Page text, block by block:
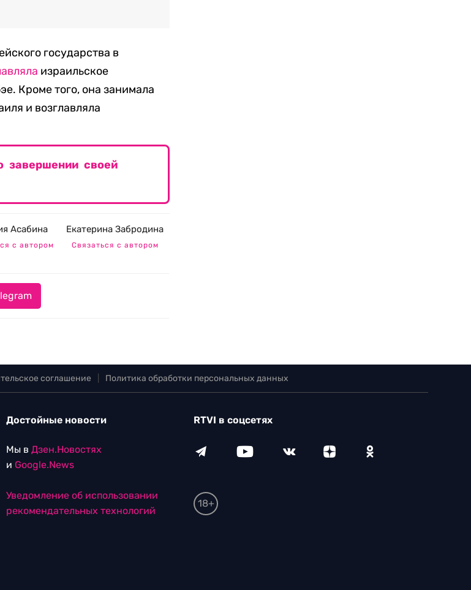
государства в
израильское
Кроме того, она занимала
и возглавляла
завершении своей
Асабина
с автором
Екатерина Забродина
Связаться с автором
соглашение Политика обработки персональных данных
Достойные новости
Мы в Дзен.Новостях
и Google.News
Уведомление об использовании
рекомендательных технологий
RTVI в соцсетях
18+